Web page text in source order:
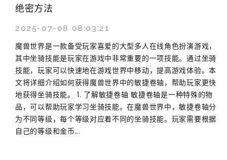
绝密方法
2025-07-08 08:03:21
魔兽世界是一款备受玩家喜爱的大型多人在线角色扮演游戏，
其中坐骑技能是玩家在游戏中非常重要的一项技能。通过坐骑
技能，玩家可以快速地在游戏世界中移动，提高游戏体验。本
文将详细介绍如何获得魔兽世界中的敏捷卷轴，帮助玩家更快
地获得坐骑技能。 1. 了解敏捷卷轴 敏捷卷轴是一种特殊的物
品，可以帮助玩家学习坐骑技能。在魔兽世界中，敏捷卷轴分
为不同等级，每个等级对应着不同的坐骑技能。玩家需要根据
自己的等级和金币...